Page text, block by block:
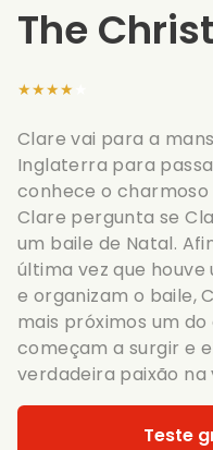
The
★★★★★
Clare vai para a
Inglaterra para
conhece o charmoso
Clare pergunta se
um baile de Natal.
última vez que
e organizam o baile,
mais próximos um
começam a surgir e
verdadeira paixão na
Teste